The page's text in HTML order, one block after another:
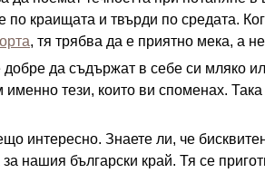
по краищата и твърди по средата.
, тя трябва да е приятно мека, а
добре да съдържат в себе си мляко
тези, които ви споменах.
интересно. Знаете ли, че
нашия български край. Тя се